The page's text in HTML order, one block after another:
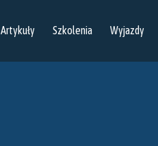
Artykuły Szkolenia Wyjazdy